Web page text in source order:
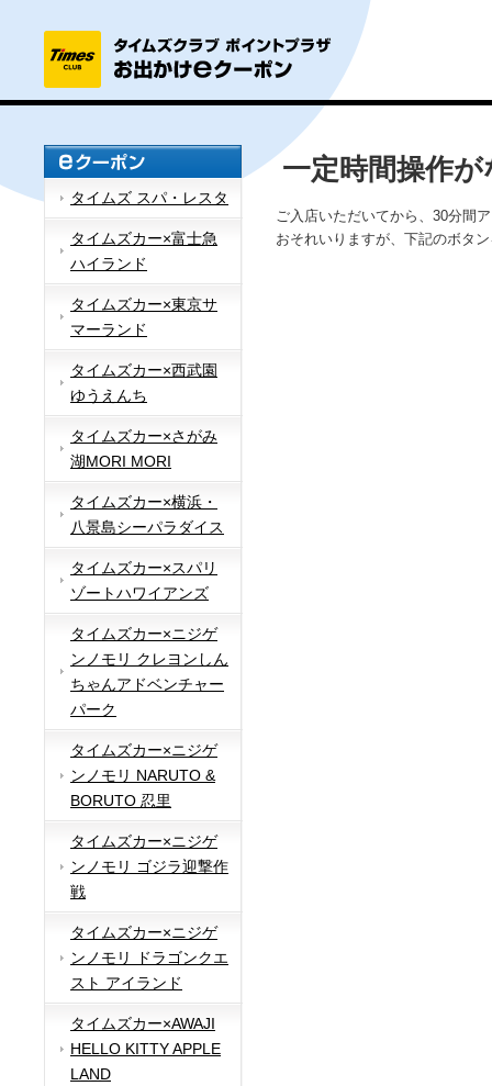
タイムズ スパ・レスタ
タイムズカー×富士急
ハイランド
タイムズカー×東京サ
マーランド
タイムズカー×西武園
ゆうえんち
タイムズカー×さがみ
湖MORI MORI
タイムズカー×横浜・
八景島シーパラダイス
タイムズカー×スパリ
ゾートハワイアンズ
タイムズカー×ニジゲ
ンノモリ クレヨンしん
ちゃんアドベンチャー
パーク
タイムズカー×ニジゲ
ンノモリ NARUTO &
BORUTO 忍里
タイムズカー×ニジゲ
ンノモリ ゴジラ迎撃作
戦
タイムズカー×ニジゲ
ンノモリ ドラゴンクエ
スト アイランド
タイムズカー×AWAJI
HELLO KITTY APPLE
LAND
一定時間操作
ご入店いただいてから、30分間
おそれいりますが、下記のボタ